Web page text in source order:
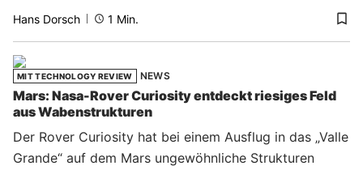
Hans Dorsch 1 Min.
MIT TECHNOLOGY REVIEW NEWS
Mars: Nasa-Rover Curiosity entdeckt riesiges Feld
aus Wabenstrukturen
Der Rover Curiosity hat bei einem Ausflug in das „Valle
Grande“ auf dem Mars ungewöhnliche Strukturen